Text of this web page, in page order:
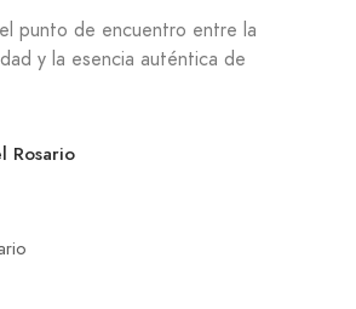
punto de encuentro entre la
y la esencia auténtica de
Rosario